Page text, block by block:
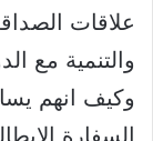
علاقات
والتنمية مع
وكيف انهم